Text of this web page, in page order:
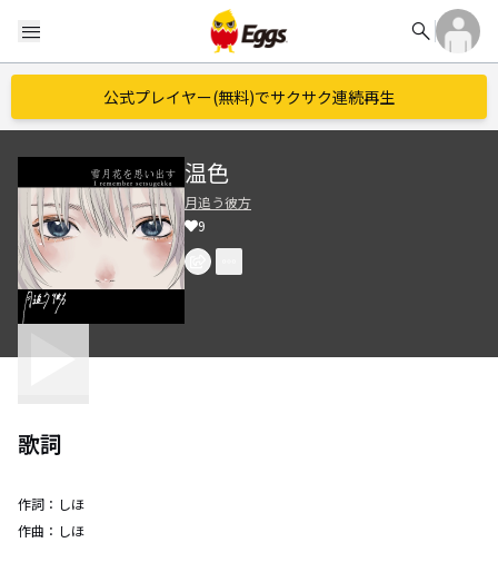
menu search
公式プレイヤー(無料)でサクサク連続再生
温色
月追う彼方
9
歌詞
作詞： しほ
作曲： しほ